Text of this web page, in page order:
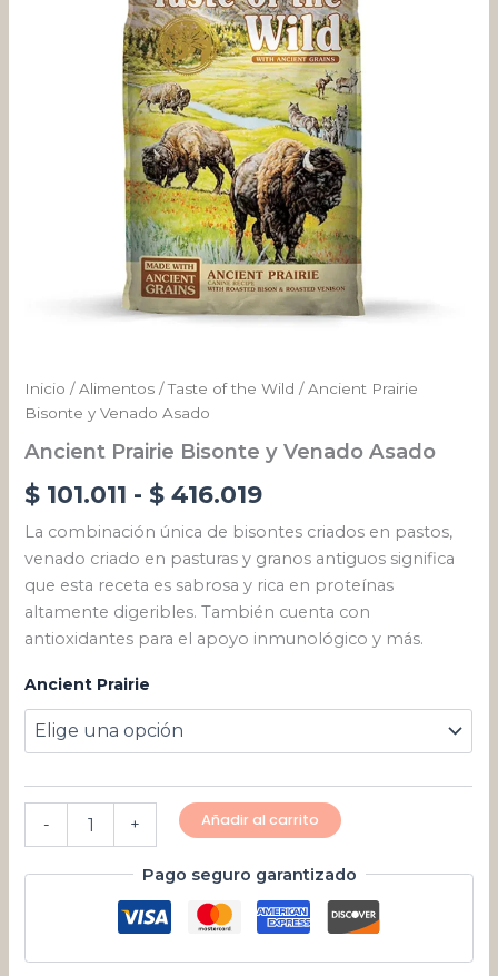
Inicio /Alimentos /Taste of the Wild / Ancient Prairie
Bisonte y Venado Asado
Ancient Prairie Bisonte y Venado Asado
$ 101.011 - $ 416.019
desde
$ 101.011
hasta
$ 416.019
La combinación única de bisontes criados en pastos,
venado criado en pasturas y granos antiguos significa
que esta receta es sabrosa y rica en proteínas
altamente digeribles. También cuenta con
antioxidantes para el apoyo inmunológico y más.
Ancient Prairie
- + Añadir al carrito
Pago seguro garantizado